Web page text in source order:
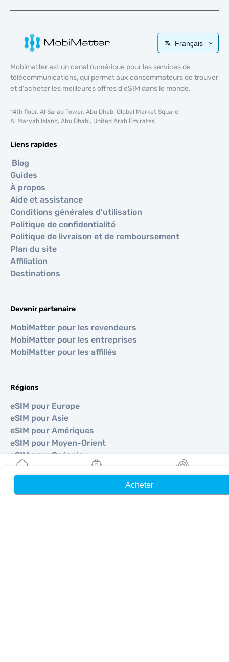
Acheter
Français
Mobimatter est un canal numérique pour les services de
télécommunications, qui permet aux consommateurs de trouver
et d'acheter les meilleures offres d'eSIM dans le monde.
14th floor, Al Sarab Tower, Abu Dhabi Global Market Square,
Al Maryah Island, Abu Dhabi, United Arab Emirates
Liens rapides
Blog
Guides
À propos
Aide et assistance
Conditions générales d'utilisation
Politique de confidentialité
Politique de livraison et de remboursement
Plan du site
Affiliation
Destinations
Devenir partenaire
MobiMatter pour les revendeurs
MobiMatter pour les entreprises
MobiMatter pour les affiliés
Régions
eSIM pour Europe
eSIM pour Asie
eSIM pour Amériques
eSIM pour Moyen-Orient
eSIM pour Océanie
eSIM pour Afrique